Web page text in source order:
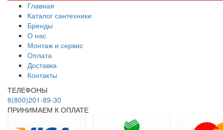
Главная
Каталог сантехники
Бренды
О нас
Монтаж и сервис
Оплата
Доставка
Контакты
ТЕЛЕФОНЫ
8(800)201-89-30
ПРИНИМАЕМ К ОПЛАТЕ